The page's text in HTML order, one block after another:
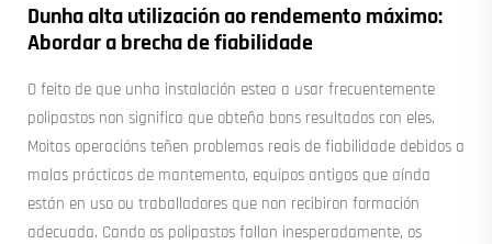
Dunha alta utilización ao rendemento máximo:
Abordar a brecha de fiabilidade
O feito de que unha instalación estea a usar frecuentemente
polipastos non significa que obteña bons resultados con eles.
Moitas operacións teñen problemas reais de fiabilidade debidos a
malas prácticas de mantemento, equipos antigos que aínda
están en uso ou traballadores que non recibiron formación
adecuada. Cando os polipastos fallan inesperadamente, os